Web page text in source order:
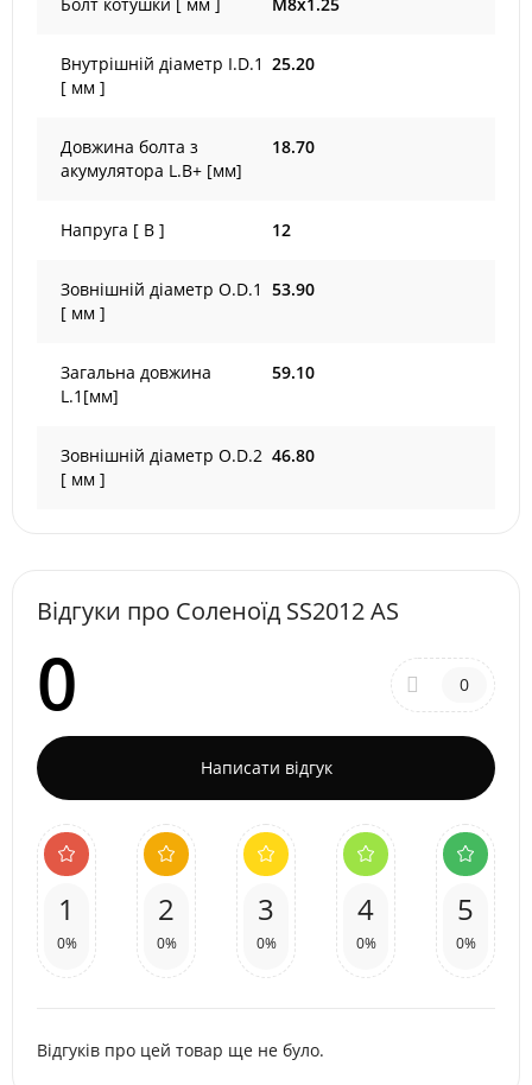
Внутрішній діаметр I.D.1
[ мм ]
25.20
Довжина болта з
акумулятора L.B+ [мм]
18.70
Напруга [ В ] 12
Зовнішній діаметр O.D.1
[ мм ]
53.90
Загальна довжина
L.1[мм]
59.10
Зовнішній діаметр O.D.2
[ мм ]
46.80
Відгуки про Соленоїд SS2012 AS
0 0
Написати відгук
1
0%
2
0%
3
0%
4
0%
5
0%
Відгуків про цей товар ще не було.